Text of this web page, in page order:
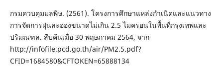
กรมควบคุมมลพิษ. (2561). โครงการศึกษาแหล่งกําเนิดและแนวทาง
การจัดการฝุ่นละอองขนาดไม่เกิน 2.5 ไมครอนในพื้นที่กรุงเทพและ
ปริมณฑล. สืบค้นเมื่อ 30 พฤษภาคม 2564, จาก
http://infofile.pcd.go.th/air/PM2.5.pdf?
CFID=1684580&CFTOKEN=65888134